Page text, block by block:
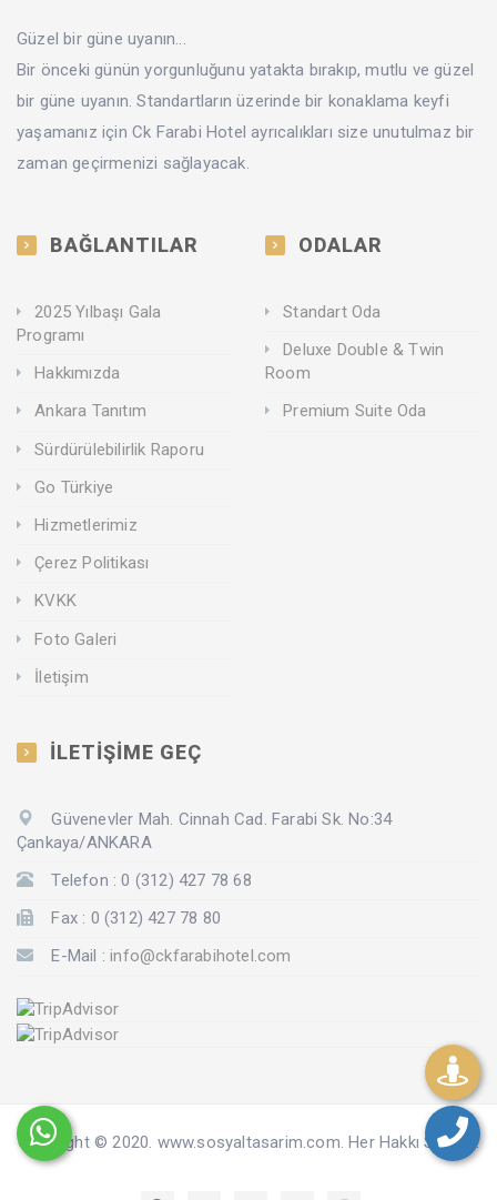
Güzel bir güne uyanın...
Bir önceki günün yorgunluğunu yatakta bırakıp, mutlu ve güzel
bir güne uyanın. Standartların üzerinde bir konaklama keyfi
yaşamanız için Ck Farabi Hotel ayrıcalıkları size unutulmaz bir
zaman geçirmenizi sağlayacak.
BAĞLANTILAR
2025 Yılbaşı Gala
Programı
Hakkımızda
Ankara Tanıtım
Sürdürülebilirlik Raporu
Go Türkiye
Hizmetlerimiz
Çerez Politikası
KVKK
Foto Galeri
İletişim
ODALAR
Standart Oda
Deluxe Double & Twin
Room
Premium Suite Oda
İLETİŞİME GEÇ
Güvenevler Mah. Cinnah Cad. Farabi Sk. No:34
Çankaya/ANKARA
Telefon : 0 (312) 427 78 68
Fax : 0 (312) 427 78 80
E-Mail :info@ckfarabihotel.com
Copyright © 2020. www.sosyaltasarim.com. Her Hakkı Saklıdır.